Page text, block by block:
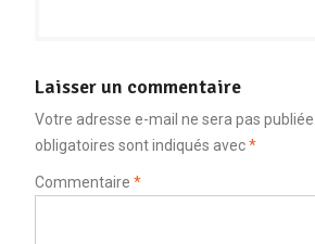
Laisser un commentaire
Votre adresse e-mail ne sera pas publiée.
obligatoires sont indiqués avec*
Commentaire *